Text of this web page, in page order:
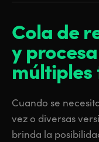
Cola de
y
Cuando se
vez o diversas
brinda la